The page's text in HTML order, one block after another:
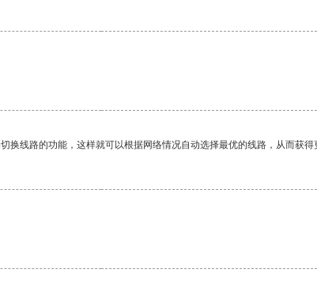
线路的功能，这样就可以根据网络情况自动选择最优的线路，从而获得